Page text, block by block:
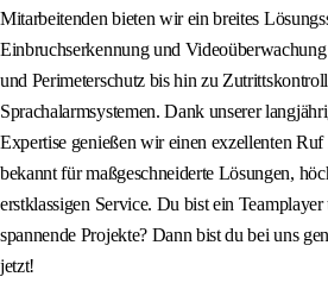
Mitarbeitenden bieten wir ein breites
Einbruchserkennung und
und Perimeterschutz bis hin zu
Sprachalarmsystemen. Dank unserer
Expertise genießen wir einen exzellenten
bekannt für maßgeschneiderte Lösungen,
erstklassigen Service. Du bist ein
spannende Projekte? Dann bist du bei uns
jetzt!